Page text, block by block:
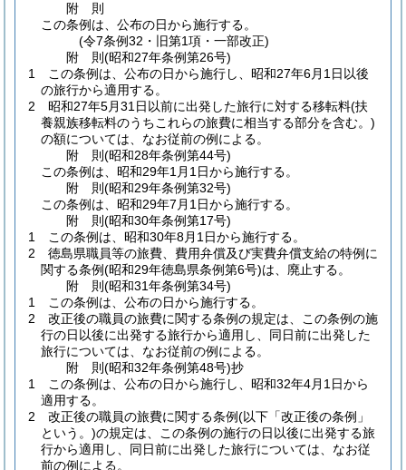
附 則
この条例は、公布の日から施行する。
(令7条例32・旧第1項・一部改正)
附 則(昭和27年条例第26号)
1
この条例は、公布の日から施行し、昭和27年6月1日以後
の旅行から適用する。
2
昭和27年5月31日以前に出発した旅行に対する移転料(扶
養親族移転料のうちこれらの旅費に相当する部分を含む。)
の額については、なお従前の例による。
附 則(昭和28年条例第44号)
この条例は、昭和29年1月1日から施行する。
附 則(昭和29年条例第32号)
この条例は、昭和29年7月1日から施行する。
附 則(昭和30年条例第17号)
1
この条例は、昭和30年8月1日から施行する。
2
徳島県職員等の旅費、費用弁償及び実費弁償支給の特例に
関する条例(昭和29年徳島県条例第6号)は、廃止する。
附 則(昭和31年条例第34号)
1
この条例は、公布の日から施行する。
2
改正後の職員の旅費に関する条例の規定は、この条例の施
行の日以後に出発する旅行から適用し、同日前に出発した
旅行については、なお従前の例による。
附 則(昭和32年条例第48号)抄
1
この条例は、公布の日から施行し、昭和32年4月1日から
適用する。
2
改正後の職員の旅費に関する条例(以下「改正後の条例」
という。)の規定は、この条例の施行の日以後に出発する旅
行から適用し、同日前に出発した旅行については、なお従
前の例による。